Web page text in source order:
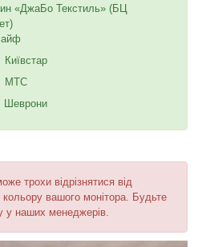
«ДжаБо Текстиль» (БЦ
МТС
трохи відрізнятися від
кольору вашого монітора. Будьте
у наших менеджерів.